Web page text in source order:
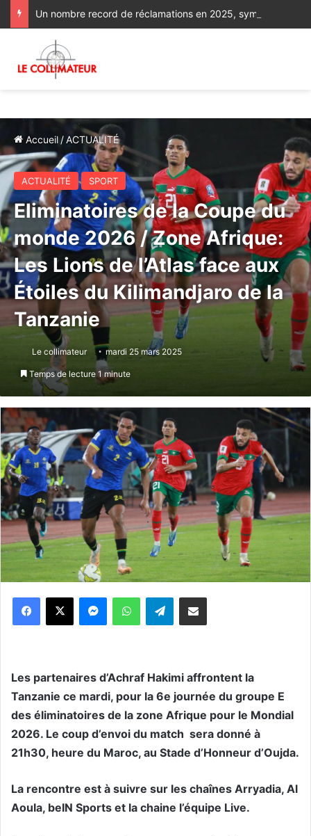
Accueil /ACTUALITÉ
ACTUALITÉ SPORT
Eliminatoires de la Coupe du
monde 2026 / Zone Afrique:
Les Lions de l’Atlas face aux
Étoiles du Kilimandjaro de la
Tanzanie
Le collimateur mardi 25 mars 2025
Temps de lecture 1 minute
WhatsApp Telegram
Les partenaires d’Achraf Hakimi affrontent la
Tanzanie ce mardi, pour la 6e journée du groupe E
des éliminatoires de la zone Afrique pour le Mondial
2026. Le coup d’envoi du match sera donné à
21h30, heure du Maroc, au Stade d’Honneur d’Oujda.
La rencontre est à suivre sur les chaînes Arryadia, Al
Aoula, beIN Sports et la chaine l’équipe Live.